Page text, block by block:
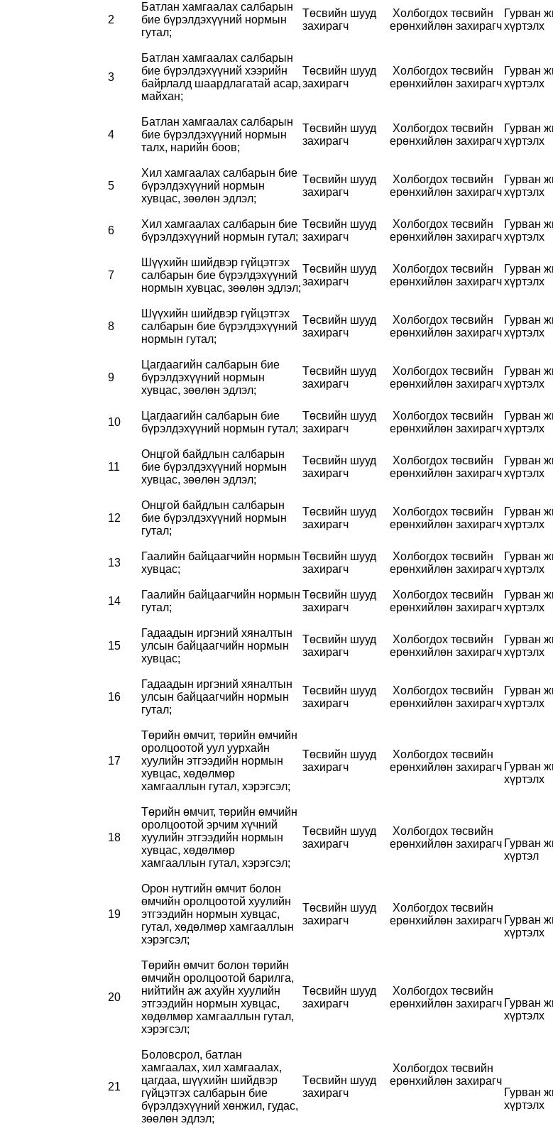
2
Батлан хамгаалах салбарын
бие бүрэлдэхүүний нормын
гутал;
Төсвийн шууд
захирагч
Холбогдох төсвийн
ерөнхийлөн захирагч
Гурван
хүртэлх
3
Батлан хамгаалах салбарын
бие бүрэлдэхүүний хээрийн
байрлалд шаардлагатай асар,
майхан;
Төсвийн шууд
захирагч
Холбогдох төсвийн
ерөнхийлөн захирагч
Гурван
хүртэлх
4
Батлан хамгаалах салбарын
бие бүрэлдэхүүний нормын
талх, нарийн боов;
Төсвийн шууд
захирагч
Холбогдох төсвийн
ерөнхийлөн захирагч
Гурван
хүртэлх
5
Хил хамгаалах салбарын бие
бүрэлдэхүүний нормын
хувцас, зөөлөн эдлэл;
Төсвийн шууд
захирагч
Холбогдох төсвийн
ерөнхийлөн захирагч
Гурван
хүртэлх
6
Хил хамгаалах салбарын бие
бүрэлдэхүүний нормын гутал;
Төсвийн шууд
захирагч
Холбогдох төсвийн
ерөнхийлөн захирагч
Гурван
хүртэлх
7
Шүүхийн шийдвэр гүйцэтгэх
салбарын бие бүрэлдэхүүний
нормын хувцас, зөөлөн эдлэл;
Төсвийн шууд
захирагч
Холбогдох төсвийн
ерөнхийлөн захирагч
Гурван
хүртэлх
8
Шүүхийн шийдвэр гүйцэтгэх
салбарын бие бүрэлдэхүүний
нормын гутал;
Төсвийн шууд
захирагч
Холбогдох төсвийн
ерөнхийлөн захирагч
Гурван
хүртэлх
9
Цагдаагийн салбарын бие
бүрэлдэхүүний нормын
хувцас, зөөлөн эдлэл;
Төсвийн шууд
захирагч
Холбогдох төсвийн
ерөнхийлөн захирагч
Гурван
хүртэлх
10
Цагдаагийн салбарын бие
бүрэлдэхүүний нормын гутал;
Төсвийн шууд
захирагч
Холбогдох төсвийн
ерөнхийлөн захирагч
Гурван
хүртэлх
11
Онцгой байдлын салбарын
бие бүрэлдэхүүний нормын
хувцас, зөөлөн эдлэл;
Төсвийн шууд
захирагч
Холбогдох төсвийн
ерөнхийлөн захирагч
Гурван
хүртэлх
12
Онцгой байдлын салбарын
бие бүрэлдэхүүний нормын
гутал;
Төсвийн шууд
захирагч
Холбогдох төсвийн
ерөнхийлөн захирагч
Гурван
хүртэлх
13
Гаалийн байцаагчийн нормын
хувцас;
Төсвийн шууд
захирагч
Холбогдох төсвийн
ерөнхийлөн захирагч
Гурван
хүртэлх
14
Гаалийн байцаагчийн нормын
гутал;
Төсвийн шууд
захирагч
Холбогдох төсвийн
ерөнхийлөн захирагч
Гурван
хүртэлх
15
Гадаадын иргэний хяналтын
улсын байцаагчийн нормын
хувцас;
Төсвийн шууд
захирагч
Холбогдох төсвийн
ерөнхийлөн захирагч
Гурван
хүртэлх
16
Гадаадын иргэний хяналтын
улсын байцаагчийн нормын
гутал;
Төсвийн шууд
захирагч
Холбогдох төсвийн
ерөнхийлөн захирагч
Гурван
хүртэлх
17
Төрийн өмчит, төрийн өмчийн
оролцоотой уул уурхайн
хуулийн этгээдийн нормын
хувцас, хөдөлмөр
хамгааллын гутал, хэрэгсэл;
Төсвийн шууд
захирагч
Холбогдох төсвийн
ерөнхийлөн захирагч Гурван
хүртэлх
18
Төрийн өмчит, төрийн өмчийн
оролцоотой эрчим хүчний
хуулийн этгээдийн нормын
хувцас, хөдөлмөр
хамгааллын гутал, хэрэгсэл;
Төсвийн шууд
захирагч
Холбогдох төсвийн
ерөнхийлөн захирагч Гурван
хүртэл
19
Орон нутгийн өмчит болон
өмчийн оролцоотой хуулийн
этгээдийн нормын хувцас,
гутал, хөдөлмөр хамгааллын
хэрэгсэл;
Төсвийн шууд
захирагч
Холбогдох төсвийн
ерөнхийлөн захирагч Гурван
хүртэлх
20
Төрийн өмчит болон төрийн
өмчийн оролцоотой барилга,
нийтийн аж ахуйн хуулийн
этгээдийн нормын хувцас,
хөдөлмөр хамгааллын гутал,
хэрэгсэл;
Төсвийн шууд
захирагч
Холбогдох төсвийн
ерөнхийлөн захирагч Гурван
хүртэлх
21
Боловсрол, батлан
хамгаалах, хил хамгаалах,
цагдаа, шүүхийн шийдвэр
гүйцэтгэх салбарын бие
бүрэлдэхүүний хөнжил, гудас,
зөөлөн эдлэл;
Төсвийн шууд
захирагч
Холбогдох төсвийн
ерөнхийлөн захирагч
Гурван
хүртэлх